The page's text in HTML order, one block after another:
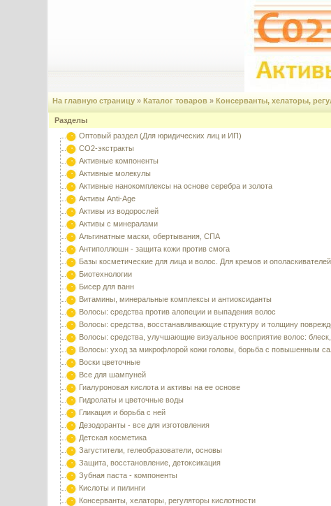
На главную страницу» Каталог товаров» Консерванты, хелаторы,
Разделы
Оптовый раздел (Для юридических лиц и ИП)
CO2-экстракты
Активные компоненты
Активные молекулы
Активные нанокомплексы на основе серебра и золота
Активы Anti-Age
Активы из водорослей
Активы с минералами
Альгинатные маски, обертывания, СПА
Антиполлюшн - защита кожи против смога
Базы косметические для лица и волос. Для кремов и ополаскивателей
Биотехнологии
Бисер для ванн
Витамины, минеральные комплексы и антиоксиданты
Волосы: средства против алопеции и выпадения волос
Волосы: средства, восстанавливающие структуру и толщину
Волосы: средства, улучшающие визуальное восприятие волос:
Волосы: уход за микрофлорой кожи головы, борьба с повышенным
Воски цветочные
Все для шампуней
Гиалуроновая кислота и активы на ее основе
Гидролаты и цветочные воды
Гликация и борьба с ней
Дезодоранты - все для изготовления
Детская косметика
Загустители, гелеобразователи, основы
Защита, восстановление, детоксикация
Зубная паста - компоненты
Кислоты и пилинги
Консерванты, хелаторы, регуляторы кислотности